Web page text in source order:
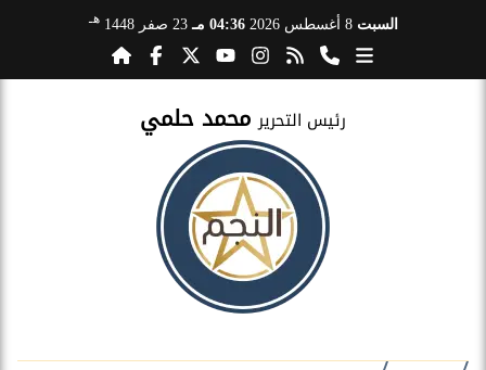
السبت 8 أغسطس 2026 04:36 مـ 23 صفر 1448 هـ
رئيس التحرير محمد حلمي